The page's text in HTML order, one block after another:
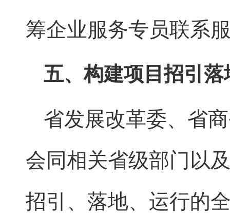
筹企业服务专员联系
五、构建项目招引
省发展改革委、省
会同相关省级部门以
招引、落地、运行的